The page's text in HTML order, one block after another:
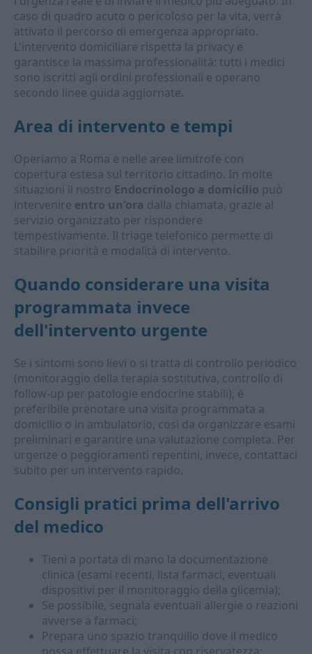
caso di quadro acuto o pericoloso per la vita, verrà
attivato il percorso di emergenza appropriato.
L'intervento domiciliare rispetta la privacy e
garantisce la massima professionalità: tutti i medici
sono iscritti agli ordini professionali e operano
secondo linee guida aggiornate.
Area di intervento e tempi
Operiamo a Roma e nelle aree limitrofe con
copertura estesa sul territorio cittadino. In molte
situazioni il nostro Endocrinologo a domicilio può
intervenire entro un'ora dalla chiamata, grazie al
servizio organizzato per rispondere
tempestivamente. Il triage telefonico permette di
stabilire priorità e modalità di intervento.
Quando considerare una visita
programmata invece
dell'intervento urgente
Se i sintomi sono lievi o si tratta di controllo periodico
(monitoraggio della terapia sostitutiva, controllo di
follow-up per patologie endocrine stabili), è
preferibile prenotare una visita programmata a
domicilio o in ambulatorio, così da organizzare esami
preliminari e garantire una valutazione completa. Per
urgenze o peggioramenti repentini, invece, contattaci
subito per un intervento rapido.
Consigli pratici prima dell'arrivo
del medico
Tieni a portata di mano la documentazione
clinica (esami recenti, lista farmaci, eventuali
dispositivi per il monitoraggio della glicemia);
Se possibile, segnala eventuali allergie o reazioni
avverse a farmaci;
Prepara uno spazio tranquillo dove il medico